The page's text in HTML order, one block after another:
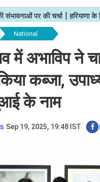
National
में अभाविप ने
कब्जा,
के नाम
Sep 19, 2025, 19:48 IST